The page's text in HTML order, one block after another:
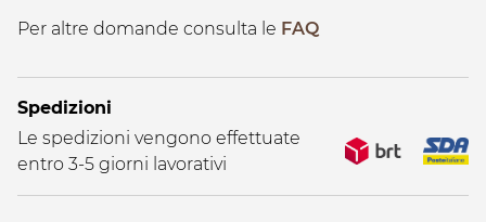
Per altre domande consulta le FAQ
Spedizioni
Le spedizioni vengono effettuate
entro 3-5 giorni lavorativi